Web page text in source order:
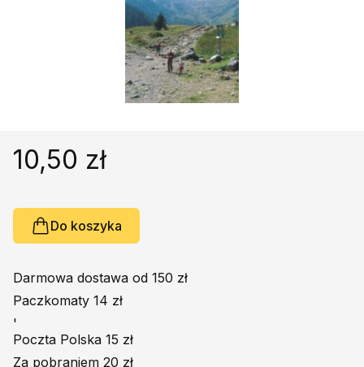
Książki obcojęzyczne
Poradniki, leksykony...
Inne
Podręczniki szkolne
Promocja
10,50 zł
Do koszyka
Darmowa dostawa od 150 zł
Paczkomaty 14 zł
'
Poczta Polska 15 zł
Za pobraniem 20 zł